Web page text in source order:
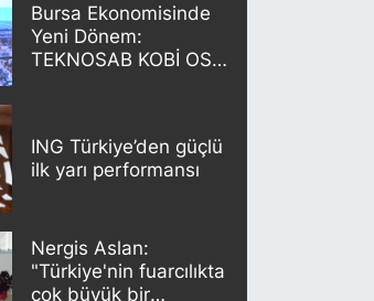
Bursa Ekonomisinde
Yeni Dönem:
TEKNOSAB KOBİ OSB
ING Türkiye’den güçlü
ilk yarı performansı
Nergis Aslan:
"Türkiye'nin fuarcılıkta
çok büyük bir